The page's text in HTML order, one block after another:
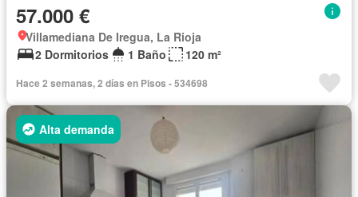
57.000 €
Villamediana De Iregua, La Rioja
2 Dormitorios
1 Baño 120 m²
Hace 2 semanas, 2 días en Pisos - 534698
Alta demanda